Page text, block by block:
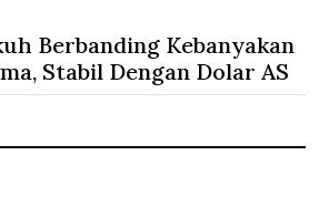
Berbanding Kebanyakan
Stabil Dengan Dolar AS